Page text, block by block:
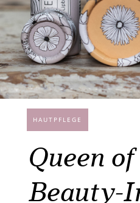
HAUTPFLEGE
Queen
Beauty-